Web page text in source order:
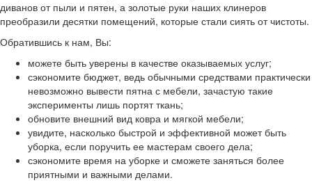
диванов от пыли и пятен, а золотые руки наших клинеров
преобразили десятки помещений, которые стали сиять от чистоты.
Обратившись к нам, Вы:
можете быть уверены в качестве оказываемых услуг;
сэкономите бюджет, ведь обычными средствами практически
невозможно вывести пятна с мебели, зачастую такие
эксперименты лишь портят ткань;
обновите внешний вид ковра и мягкой мебели;
увидите, насколько быстрой и эффективной может быть
уборка, если поручить ее мастерам своего дела;
сэкономите время на уборке и сможете заняться более
приятными и важными делами.